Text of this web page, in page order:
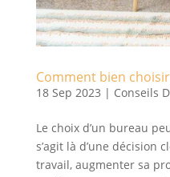
Comment bien
18 Sep 2023 | Conseils
Le choix d’un bureau
s’agit là d’une décision
travail, augmenter sa